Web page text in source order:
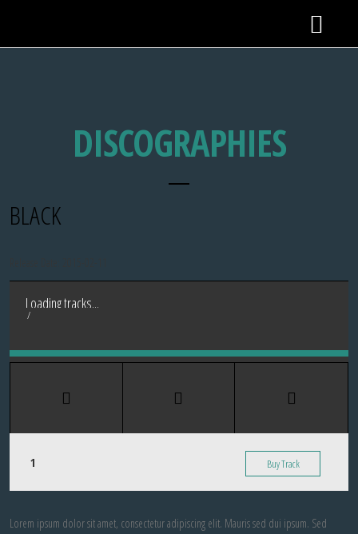
DISCOGRAPHIES
BLACK
Buy Track
Loading tracks...
/
Lorem ipsum dolor sit amet, consectetur adipiscing elit. Mauris sed dui ipsum. Sed